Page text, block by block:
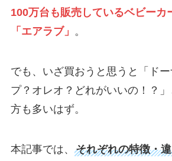
100万台も販売しているベビーカ
「エアラブ」 。
でも、いざ買おうと思うと「ド
プ？オレオ？どれがいいの！？
方も多いはず。
本記事では、 それぞれの特徴・